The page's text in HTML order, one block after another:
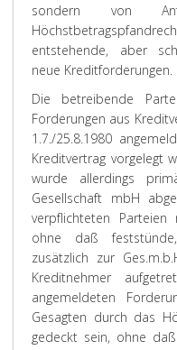
sondern von
entstehende, aber
neue Kreditforderungen.
Die betreibende
Forderungen aus
1.7./25.8.1980
Kreditvertrag vorgelegt
wurde allerdings
Gesellschaft mbH
verpflichteten
ohne daß
zusätzlich zur
Kreditnehmer
angemeldeten
Gesagten durch das
gedeckt sein, ohne